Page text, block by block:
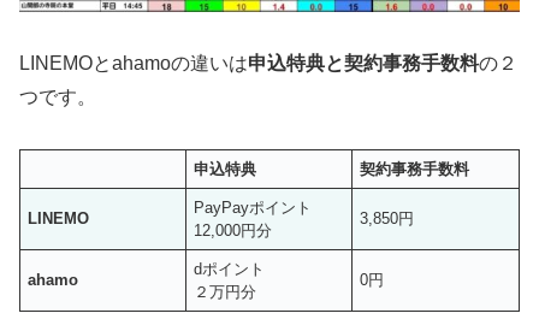
LINEMOとahamoの違いは申込特典と契約事務手数料の２
つです。
申込特典 契約事務手数料
LINEMO
PayPayポイント
12,000円分
3,850円
ahamo
dポイント
２万円分
0円